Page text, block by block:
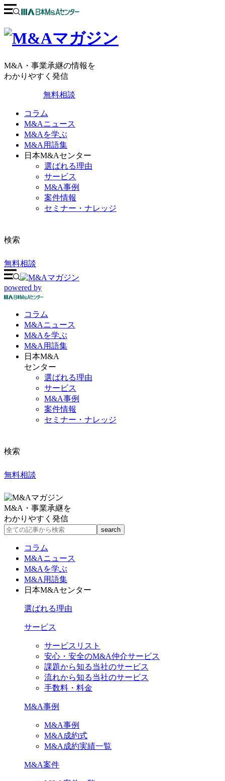
M&A・事業承継の情報を
わかりやすく発信
無料相談
コラム
M&Aニュース
M&Aを学ぶ
M&A用語集
日本M&Aセンター
選ばれる理由
サービス
M&A事例
案件情報
セミナー・ナレッジ
検索
無料相談
powered by
コラム
M&Aニュース
M&Aを学ぶ
M&A 用語集
日本M&A
センター
選ばれる理由
サービス
M&A事例
案件情報
セミナー・ナレッジ
検索
無料相談
M&A・事業承継を
わかりやすく発信
コラム
M&Aニュース
M&Aを学ぶ
M&A用語集
日本M&Aセンター
選ばれる理由
サービス
サービスリスト
安心・安全のM&A仲介サービス
課題から知る当社のサービス
流れから知る当社のサービス
手数料・料金
M&A事例
M&A事例
M&A成約式
M&A成約実績一覧
M&A案件